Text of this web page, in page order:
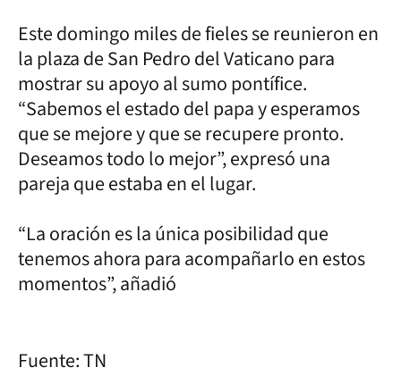
Este domingo miles de fieles se reunieron en
la plaza de San Pedro del Vaticano para
mostrar su apoyo al sumo pontífice.
“Sabemos el estado del papa y esperamos
que se mejore y que se recupere pronto.
Deseamos todo lo mejor”, expresó una
pareja que estaba en el lugar.
“La oración es la única posibilidad que
tenemos ahora para acompañarlo en estos
momentos”, añadió
Fuente: TN